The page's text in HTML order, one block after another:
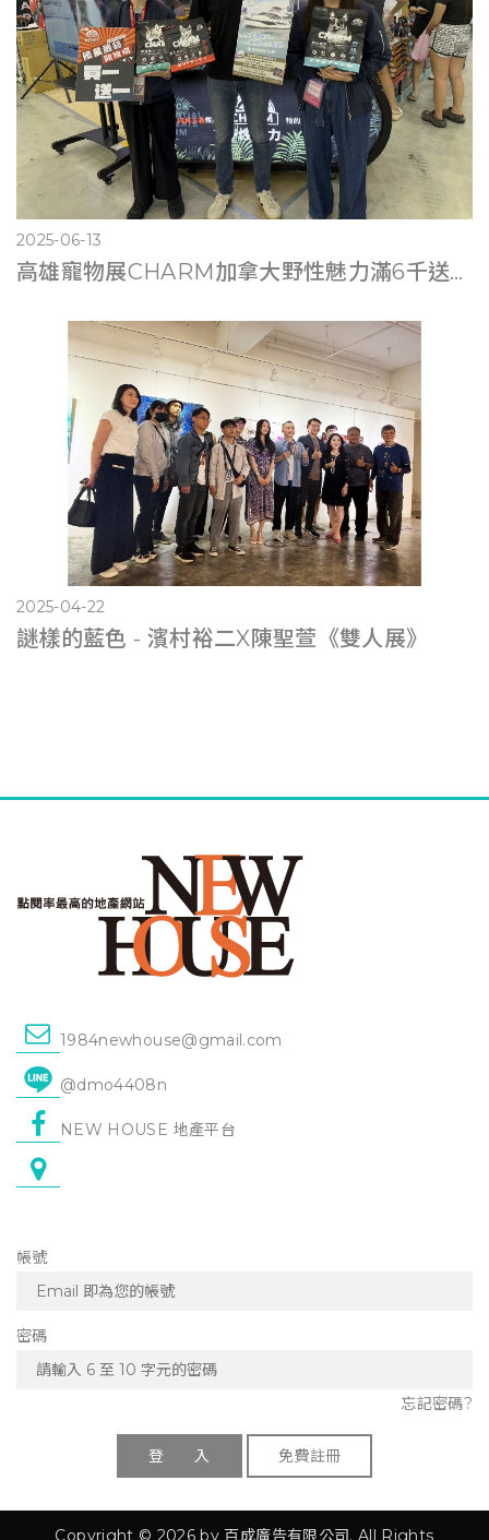
2025-06-13
高雄寵物展CHARM加拿大野性魅力滿6千送遊艇體驗
2025-04-22
謎樣的藍色 - 濱村裕二X陳聖萱《雙人展》
1984newhouse@gmail.com
@dmo4408n
NEW HOUSE 地產平台
帳號
密碼
忘記密碼?
登 入 免費註冊
Copyright © 2026 by 百成廣告有限公司. All Rights